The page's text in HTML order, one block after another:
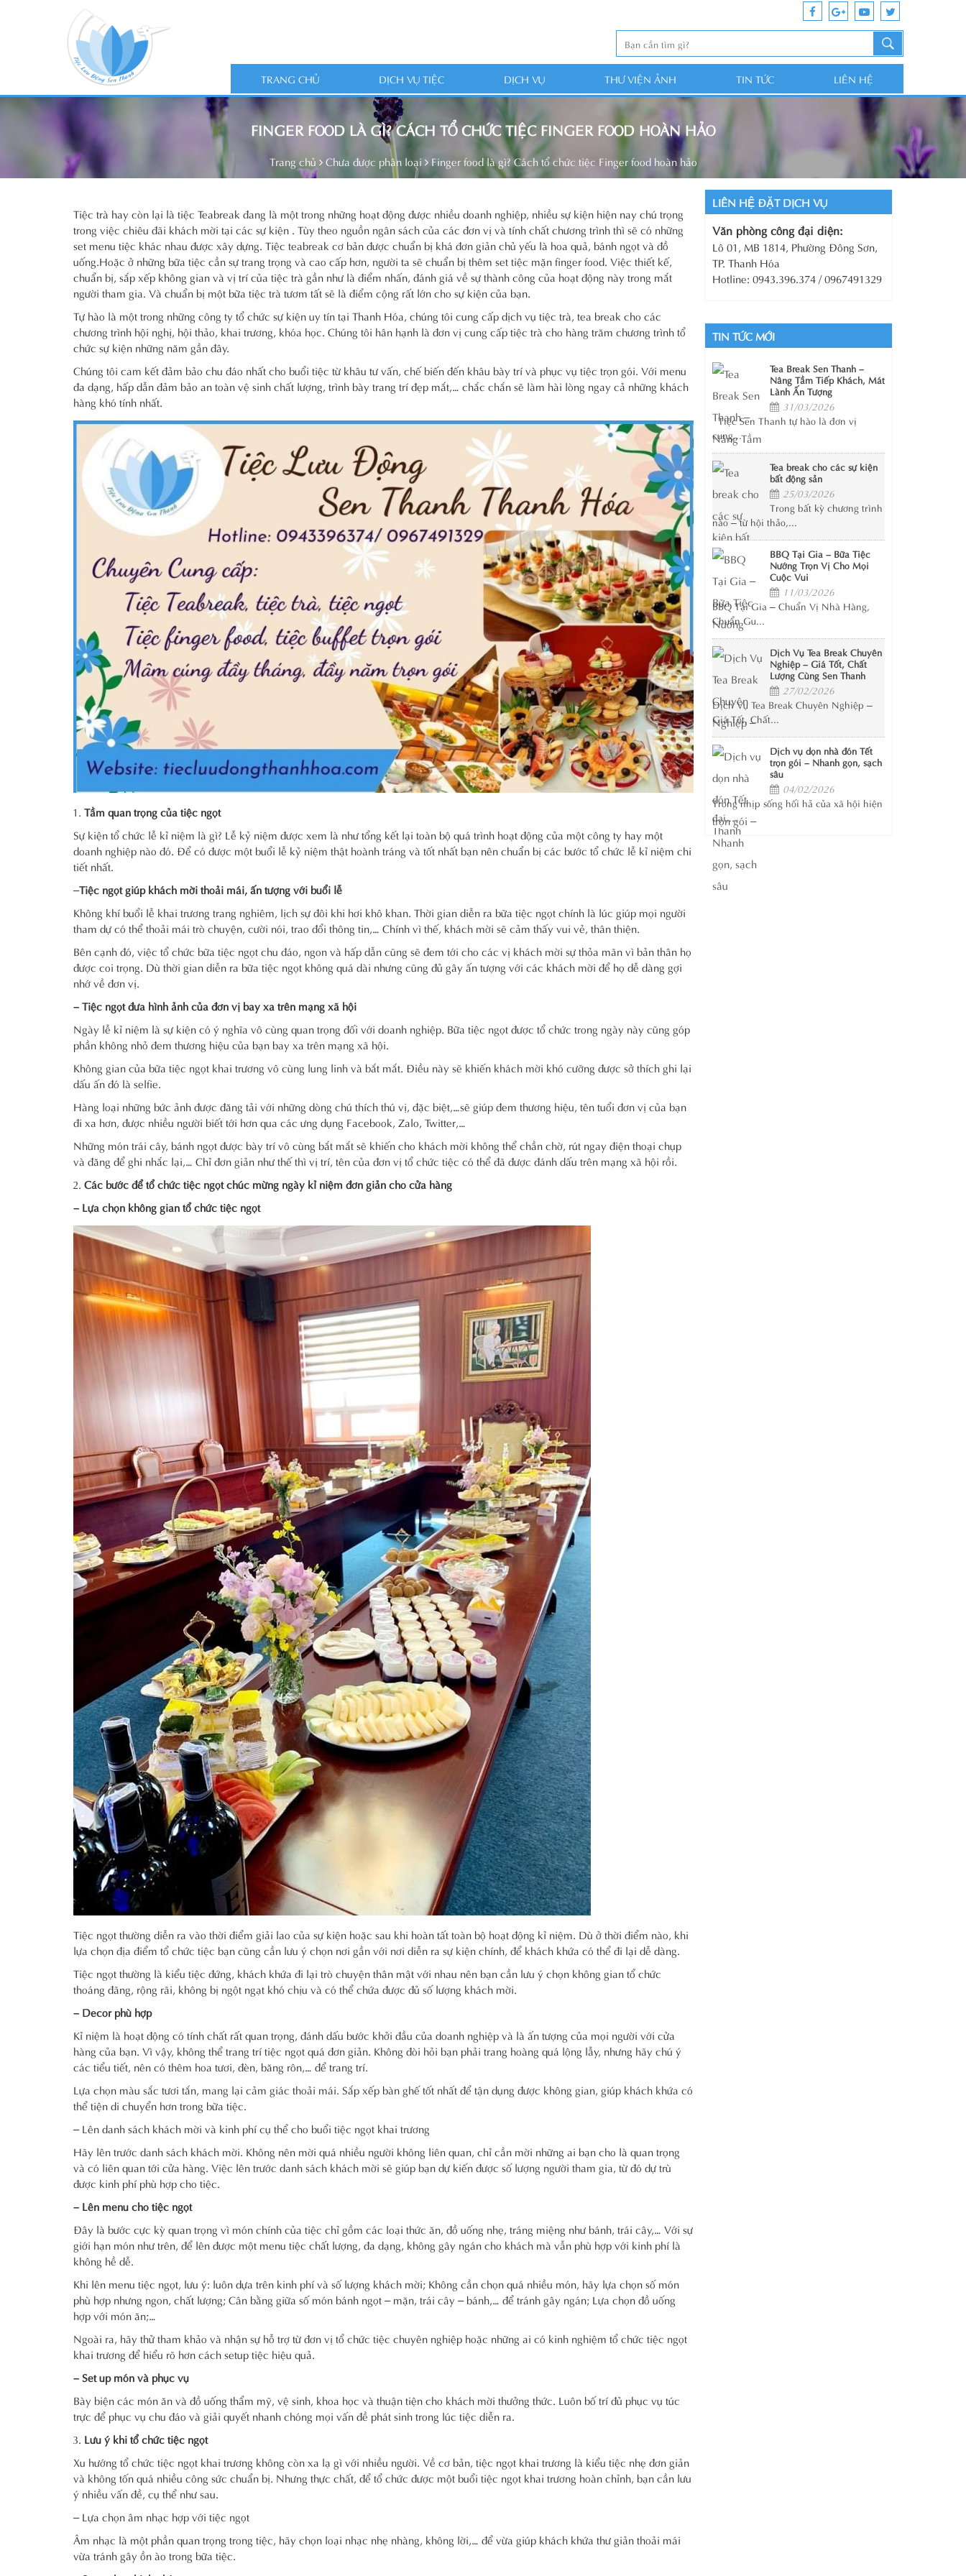
TRANG CHỦ DỊCH VỤ TIỆC DỊCH VỤ THƯ VIỆN ẢNH TIN TỨC LIÊN HỆ
FINGER FOOD LÀ GÌ? CÁCH TỔ CHỨC TIỆC FINGER FOOD HOÀN HẢO
Trang chủ Chưa được phân loại Finger food là gì? Cách tổ chức tiệc Finger food hoàn hảo
Tiệc trà hay còn lại là tiệc Teabreak đang là một trong những hoạt động được nhiều doanh nghiệp, nhiều sự kiện hiện nay chú trọng
trong việc chiêu đãi khách mời tại các sự kiện . Tùy theo nguồn ngân sách của các đơn vị và tính chất chương trình thì sẽ có những
set menu tiệc khác nhau được xây dựng. Tiệc teabreak cơ bản được chuẩn bị khá đơn giản chủ yếu là hoa quả, bánh ngọt và đồ
uống.Hoặc ở những bữa tiệc cần sự trang trọng và cao cấp hơn, người ta sẽ chuẩn bị thêm set tiệc mặn finger food. Việc thiết kế,
chuẩn bị, sắp xếp không gian và vị trí của tiệc trà gần như là điểm nhấn, đánh giá về sự thành công của hoạt động này trong mắt
người tham gia. Và chuẩn bị một bữa tiệc trà tươm tất sẽ là điểm cộng rất lớn cho sự kiện của bạn.
Tự hào là một trong những công ty tổ chức sự kiện uy tín tại Thanh Hóa, chúng tôi cung cấp dịch vụ tiệc trà, tea break cho các
chương trình hội nghị, hội thảo, khai trương, khóa học. Chúng tôi hân hạnh là đơn vị cung cấp tiệc trà cho hàng trăm chương trình tổ
chức sự kiện những năm gần đây.
Chúng tôi cam kết đảm bảo chu đáo nhất cho buổi tiệc từ khâu tư vấn, chế biến đến khâu bày trí và phục vụ tiệc trọn gói. Với menu
đa dạng, hấp dẫn đảm bảo an toàn vệ sinh chất lượng, trình bày trang trí đẹp mắt,… chắc chắn sẽ làm hài lòng ngay cả những khách
hàng khó tính nhất.
Tầm quan trọng của tiệc ngọt
Sự kiện tổ chức lễ kỉ niệm là gì? Lễ kỷ niệm được xem là như tổng kết lại toàn bộ quá trình hoạt động của một công ty hay một
doanh nghiệp nào đó. Để có được một buổi lễ kỷ niệm thật hoành tráng và tốt nhất bạn nên chuẩn bị các bước tổ chức lễ kỉ niệm chi
tiết nhất.
–Tiệc ngọt giúp khách mời thoải mái, ấn tượng với buổi lễ
Không khí buổi lễ khai trương trang nghiêm, lịch sự đôi khi hơi khô khan. Thời gian diễn ra bữa tiệc ngọt chính là lúc giúp mọi người
tham dự có thể thoải mái trò chuyện, cười nói, trao đổi thông tin,… Chính vì thế, khách mời sẽ cảm thấy vui vẻ, thân thiện.
Bên cạnh đó, việc tổ chức bữa tiệc ngọt chu đáo, ngon và hấp dẫn cũng sẽ đem tới cho các vị khách mời sự thỏa mãn vì bản thân họ
được coi trọng. Dù thời gian diễn ra bữa tiệc ngọt không quá dài nhưng cũng đủ gây ấn tượng với các khách mời để họ dễ dàng gợi
nhớ về đơn vị.
– Tiệc ngọt đưa hình ảnh của đơn vị bay xa trên mạng xã hội
Ngày lễ kỉ niệm là sự kiện có ý nghĩa vô cùng quan trọng đối với doanh nghiệp. Bữa tiệc ngọt được tổ chức trong ngày này cũng góp
phần không nhỏ đem thương hiệu của bạn bay xa trên mạng xã hội.
Không gian của bữa tiệc ngọt khai trương vô cùng lung linh và bắt mắt. Điều này sẽ khiến khách mời khó cưỡng được sở thích ghi lại
dấu ấn đó là selfie.
Hàng loại những bức ảnh được đăng tải với những dòng chú thích thú vị, đặc biệt,…sẽ giúp đem thương hiệu, tên tuổi đơn vị của bạn
đi xa hơn, được nhiều người biết tới hơn qua các ưng dụng Facebook, Zalo, Twitter,…
Những món trái cây, bánh ngọt được bày trí vô cùng bắt mắt sẽ khiến cho khách mời không thể chần chờ, rút ngay điện thoại chụp
và đăng để ghi nhắc lại,… Chỉ đơn giản như thế thì vị trí, tên của đơn vị tổ chức tiệc có thể đã được đánh dấu trên mạng xã hội rồi.
Các bước để tổ chức tiệc ngọt chúc mừng ngày kỉ niệm đơn giản cho cửa hàng
– Lựa chọn không gian tổ chức tiệc ngọt
Tiệc ngọt thường diễn ra vào thời điểm giải lao của sự kiện hoặc sau khi hoàn tất toàn bộ hoạt động kỉ niệm. Dù ở thời điểm nào, khi
lựa chọn địa điểm tổ chức tiệc bạn cũng cần lưu ý chọn nơi gần với nơi diễn ra sự kiện chính, để khách khứa có thể đi lại dễ dàng.
Tiệc ngọt thường là kiểu tiệc đứng, khách khứa đi lại trò chuyện thân mật với nhau nên bạn cần lưu ý chọn không gian tổ chức
thoáng đãng, rộng rãi, không bị ngột ngạt khó chịu và có thể chứa được đủ số lượng khách mời.
– Decor phù hợp
Kỉ niệm là hoạt động có tính chất rất quan trọng, đánh dấu bước khởi đầu của doanh nghiệp và là ấn tượng của mọi người với cửa
hàng của bạn. Vì vậy, không thể trang trí tiệc ngọt quá đơn giản. Không đòi hỏi bạn phải trang hoàng quá lộng lẫy, nhưng hãy chú ý
các tiểu tiết, nên có thêm hoa tươi, đèn, băng rôn,… để trang trí.
Lựa chọn màu sắc tươi tắn, mang lại cảm giác thoải mái. Sắp xếp bàn ghế tốt nhất để tận dụng được không gian, giúp khách khứa có
thể tiện di chuyển hơn trong bữa tiệc.
– Lên danh sách khách mời và kinh phí cụ thể cho buổi tiệc ngọt khai trương
Hãy lên trước danh sách khách mời. Không nên mời quá nhiều người không liên quan, chỉ cần mời những ai bạn cho là quan trọng
và có liên quan tới cửa hàng. Việc lên trước danh sách khách mời sẽ giúp bạn dự kiến được số lượng người tham gia, từ đó dự trù
được kinh phí phù hợp cho tiệc.
– Lên menu cho tiệc ngọt
Đây là bước cực kỳ quan trọng vì món chính của tiệc chỉ gồm các loại thức ăn, đồ uống nhẹ, tráng miệng như bánh, trái cây,… Với sự
giới hạn món như trên, để lên được một menu tiệc chất lượng, đa dạng, không gây ngán cho khách mà vẫn phù hợp với kinh phí là
không hề dễ.
Khi lên menu tiệc ngọt, lưu ý: luôn dựa trên kinh phí và số lượng khách mời; Không cần chọn quá nhiều món, hãy lựa chọn số món
phù hợp nhưng ngon, chất lượng; Cân bằng giữa số món bánh ngọt – mặn, trái cây – bánh,… để tránh gây ngán; Lựa chọn đồ uống
hợp với món ăn;…
Ngoài ra, hãy thử tham khảo và nhận sự hỗ trợ từ đơn vị tổ chức tiệc chuyên nghiệp hoặc những ai có kinh nghiệm tổ chức tiệc ngọt
khai trương để hiểu rõ hơn cách setup tiệc hiệu quả.
– Set up món và phục vụ
Bày biện các món ăn và đồ uống thẩm mỹ, vệ sinh, khoa học và thuận tiện cho khách mời thưởng thức. Luôn bố trí đủ phục vụ túc
trực để phục vụ chu đáo và giải quyết nhanh chóng mọi vấn đề phát sinh trong lúc tiệc diễn ra.
Lưu ý khi tổ chức tiệc ngọt
Xu hướng tổ chức tiệc ngọt khai trương không còn xa lạ gì với nhiều người. Về cơ bản, tiệc ngọt khai trương là kiểu tiệc nhẹ đơn giản
và không tốn quá nhiều công sức chuẩn bị. Nhưng thực chất, để tổ chức được một buổi tiệc ngọt khai trương hoàn chỉnh, bạn cần lưu
ý nhiều vấn đề, cụ thể như sau.
– Lựa chọn âm nhạc hợp với tiệc ngọt
Âm nhạc là một phần quan trọng trong tiệc, hãy chọn loại nhạc nhẹ nhàng, không lời,… để vừa giúp khách khứa thư giản thoải mái
vừa tránh gây ồn ào trong bữa tiệc.
LIÊN HỆ ĐẶT DỊCH VỤ
Văn phòng công đại diện:
Lô 01, MB 1814, Phường Đông Sơn,
TP. Thanh Hóa
Hotline: 0943.396.374 / 0967491329
TIN TỨC MỚI
Tea Break Sen Thanh –
Nâng Tầm Tiếp Khách, Mát
Lành Ấn Tượng
31/03/2026
Tiệc Sen Thanh tự hào là đơn vị
cung...
Tea break cho các sự kiện
bất động sản
25/03/2026
Trong bất kỳ chương trình
nào – từ hội thảo,...
BBQ Tại Gia – Bữa Tiệc
Nướng Trọn Vị Cho Mọi
Cuộc Vui
11/03/2026
BBQ Tại Gia – Chuẩn Vị Nhà Hàng,
Chuẩn Gu...
Dịch Vụ Tea Break Chuyên
Nghiệp – Giá Tốt, Chất
Lượng Cùng Sen Thanh
27/02/2026
Dịch Vụ Tea Break Chuyên Nghiệp –
Giá Tốt, Chất...
Dịch vụ dọn nhà đón Tết
trọn gói – Nhanh gọn, sạch
sâu
04/02/2026
Trong nhịp sống hối hả của xã hội hiện
đại,...